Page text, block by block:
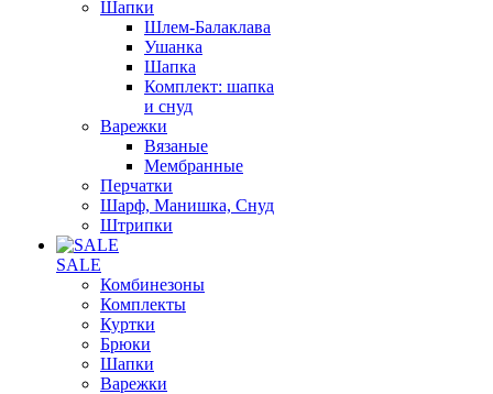
Шапки
Шлем-Балаклава
Ушанка
Шапка
Комплект: шапка
и снуд
Варежки
Вязаные
Мембранные
Перчатки
Шарф, Манишка, Снуд
Штрипки
SALE
Комбинезоны
Комплекты
Куртки
Брюки
Шапки
Варежки